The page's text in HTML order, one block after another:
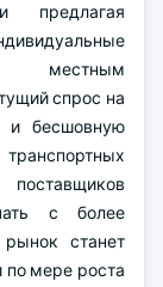
предлагая
местным
спрос на
и бесшовную
с более
станет
по мере роста